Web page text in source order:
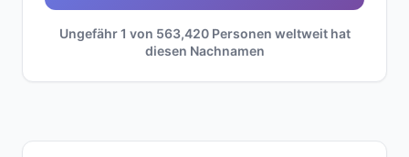
Ungefähr 1 von 563,420 Personen weltweit hat
diesen Nachnamen